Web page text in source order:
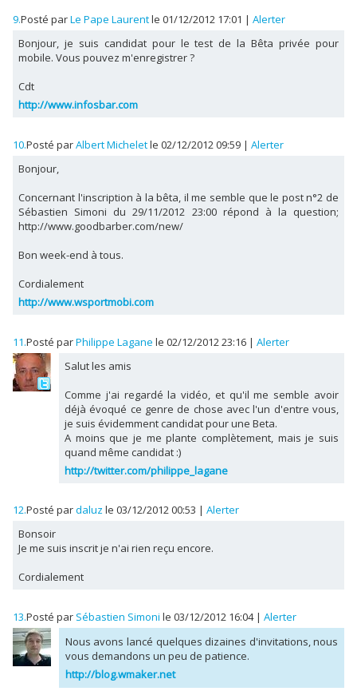
9.Posté parLe Pape Laurentle 01/12/2012 17:01 | Alerter
Bonjour, je suis candidat pour le test de la Bêta privée pour
mobile. Vous pouvez m'enregistrer ?
Cdt
http://www.infosbar.com
10.Posté parAlbert Micheletle 02/12/2012 09:59 | Alerter
Bonjour,
Concernant l'inscription à la bêta, il me semble que le post n°2 de
Sébastien Simoni du 29/11/2012 23:00 répond à la question;
http://www.goodbarber.com/new/
Bon week-end à tous.
Cordialement
http://www.wsportmobi.com
11.Posté parPhilippe Lagane le 02/12/2012 23:16 | Alerter
Salut les amis
Comme j'ai regardé la vidéo, et qu'il me semble avoir
déjà évoqué ce genre de chose avec l'un d'entre vous,
je suis évidemment candidat pour une Beta.
A moins que je me plante complètement, mais je suis
quand même candidat :)
http://twitter.com/philippe_lagane
12.Posté pardaluz le 03/12/2012 00:53 | Alerter
Bonsoir
Je me suis inscrit je n'ai rien reçu encore.
Cordialement
13.Posté par Sébastien Simoni le 03/12/2012 16:04 | Alerter
Nous avons lancé quelques dizaines d'invitations, nous
vous demandons un peu de patience.
http://blog.wmaker.net